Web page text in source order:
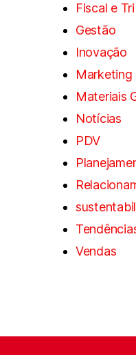
Fiscal e
Gestão
Inovação
Marketing
Materiais
Notícias
PDV
Vendas